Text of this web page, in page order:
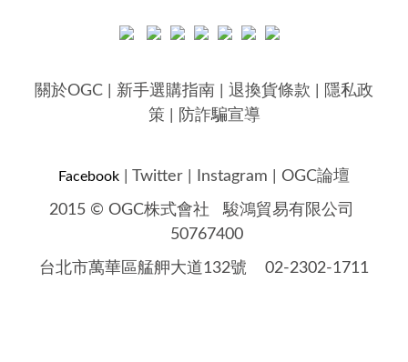
關於OGC 新手選購指南 退換貨條款
隱私政
策
防詐騙宣導
Facebook Twitter Instagram OGC論壇
2015 © OGC株式會社駿鴻貿易有限公司
50767400
台北市萬華區艋舺大道132號 02-2302-1711